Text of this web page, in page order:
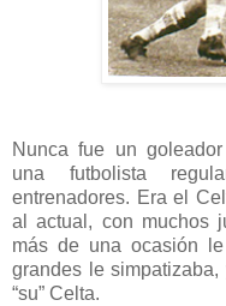
Nunca fue un
una futbolista
entrenadores. Era el
al actual, con muchos
más de una ocasión
grandes le
“su” Celta.